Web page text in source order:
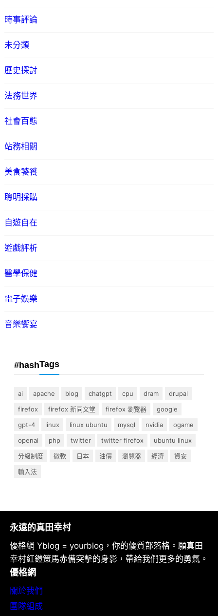
時事評論
未分類
歷史探討
法務世界
社會百態
站務相關
美食饕餮
聰明採購
自遊自在
遊戲評析
醫學保健
電子娛樂
音樂饗宴
#hashTags
ai apache blog chatgpt cpu dram
drupal
firefox
firefox 新同文堂 firefox 瀏覽器
google
gpt-4
linux linux ubuntu mysql nvidia
ogame
openai
php twitter twitter firefox
ubuntu linux
分級制度
微軟 日本 油價 瀏覽器 經濟
資安
輸入法
永遠的真田幸村
優格網 Yblog = yourblog，你的優質部落格。願真田
幸村紅鎧策馬赤備突擊的身影，帶給我們更多的勇氣。
優格網
關於我們
團隊組成